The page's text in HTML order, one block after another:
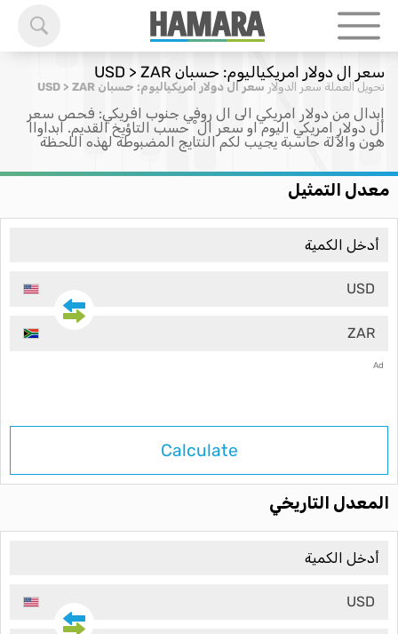
سعر ال دولار امريكياليوم: حسبان USD > ZAR
تحويل العملة سعر الدولار سعر ال دولار امريكياليوم: حسبان USD > ZAR
إبدال من دولار امريكي الى ال روفي جنوب افريكي: فحص سعر
ال دولار امريكي اليوم او سعر ال ْ حسب التاؤيخ القديم. ابداواا
هون والآلة حاسبة يجيب لكم النتايج المضبوطة لهذه اللحظة
معدل التمثيل
USD
ZAR
Ad
Calculate
المعدل التاريخي
USD